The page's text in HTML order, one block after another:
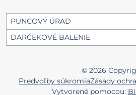
PUNCOVÝ ÚRAD
DARČEKOVÉ BALENIE
© 2026
Predvoľby súkromiaZásady
Vytvorené pomocou: